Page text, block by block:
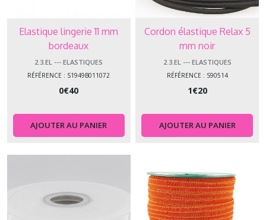
Elastique lingerie 11 mm
bordeaux
2.3.EL --- ELASTIQUES
RÉFÉRENCE : S1949B011072
0€40
AJOUTER AU PANIER
Cordon élastique Relax 5
mm noir
2.3.EL --- ELASTIQUES
RÉFÉRENCE : S90514
1€20
AJOUTER AU PANIER